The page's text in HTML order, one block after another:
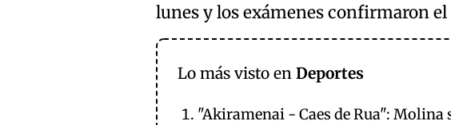
lunes y los exámenes confirmaron
Lo más visto en Deportes
"Akiramenai - Caes de Rua": Molina